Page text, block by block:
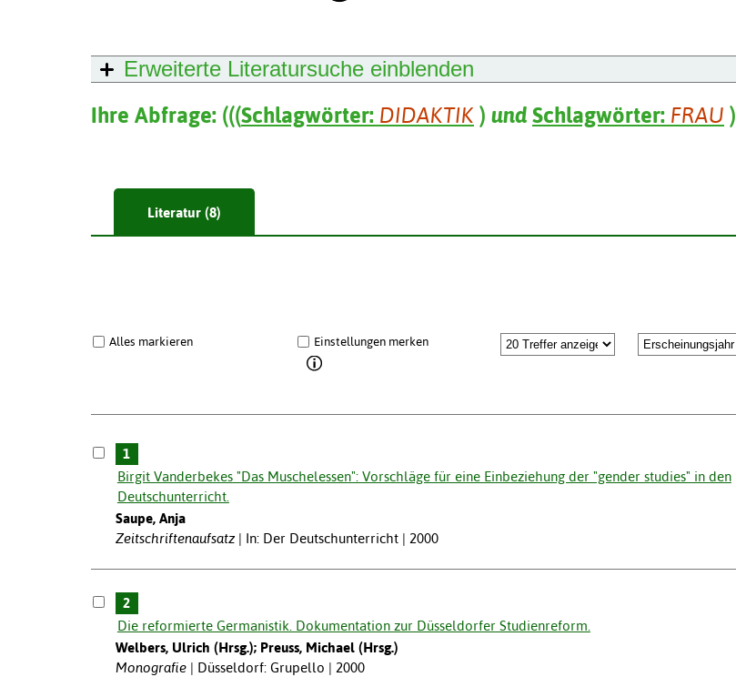
Erweiterte Literatursuche einblenden
Ihre Abfrage: (((Schlagwörter: DIDAKTIK ) und Schlagwörter: FRAU )
Literatur (8)
Alles markieren Einstellungen merken
1
Birgit Vanderbekes "Das Muschelessen": Vorschläge für eine Einbeziehung der "gender studies" in den
Deutschunterricht.
Saupe, Anja
Zeitschriftenaufsatz
In: Der Deutschunterricht | 2000
2
Die reformierte Germanistik. Dokumentation zur Düsseldorfer Studienreform.
Welbers, Ulrich (Hrsg.); Preuss, Michael (Hrsg.)
Monografie
Düsseldorf: Grupello | 2000